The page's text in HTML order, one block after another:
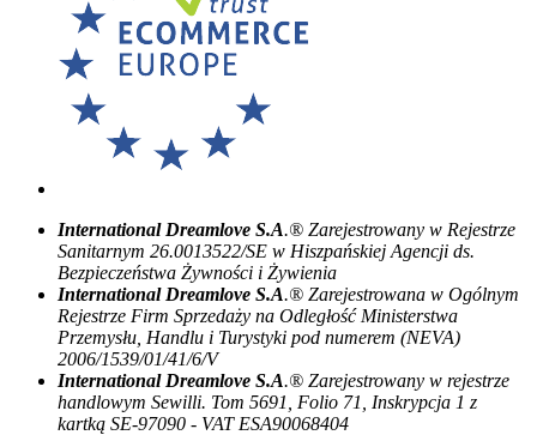
International Dreamlove S.A.® Zarejestrowany w Rejestrze
Sanitarnym 26.0013522/SE w Hiszpańskiej Agencji ds.
Bezpieczeństwa Żywności i Żywienia
International Dreamlove S.A.® Zarejestrowana w Ogólnym
Rejestrze Firm Sprzedaży na Odległość Ministerstwa
Przemysłu, Handlu i Turystyki pod numerem (NEVA)
2006/1539/01/41/6/V
International Dreamlove S.A.® Zarejestrowany w rejestrze
handlowym Sewilli. Tom 5691, Folio 71, Inskrypcja 1 z
kartką SE-97090 - VAT ESA90068404